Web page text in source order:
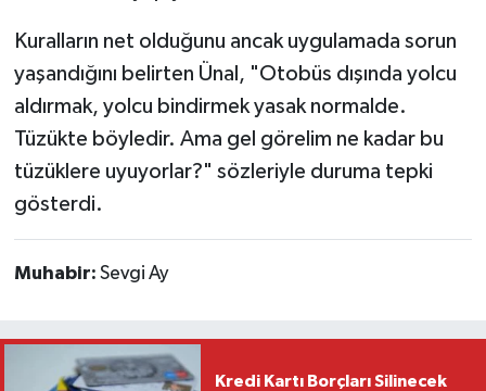
Kuralların net olduğunu ancak uygulamada sorun
yaşandığını belirten Ünal, "Otobüs dışında yolcu
aldırmak, yolcu bindirmek yasak normalde.
Tüzükte böyledir. Ama gel görelim ne kadar bu
tüzüklere uyuyorlar?" sözleriyle duruma tepki
gösterdi.
Muhabir: Sevgi Ay
Kredi Kartı Borçları Silinecek